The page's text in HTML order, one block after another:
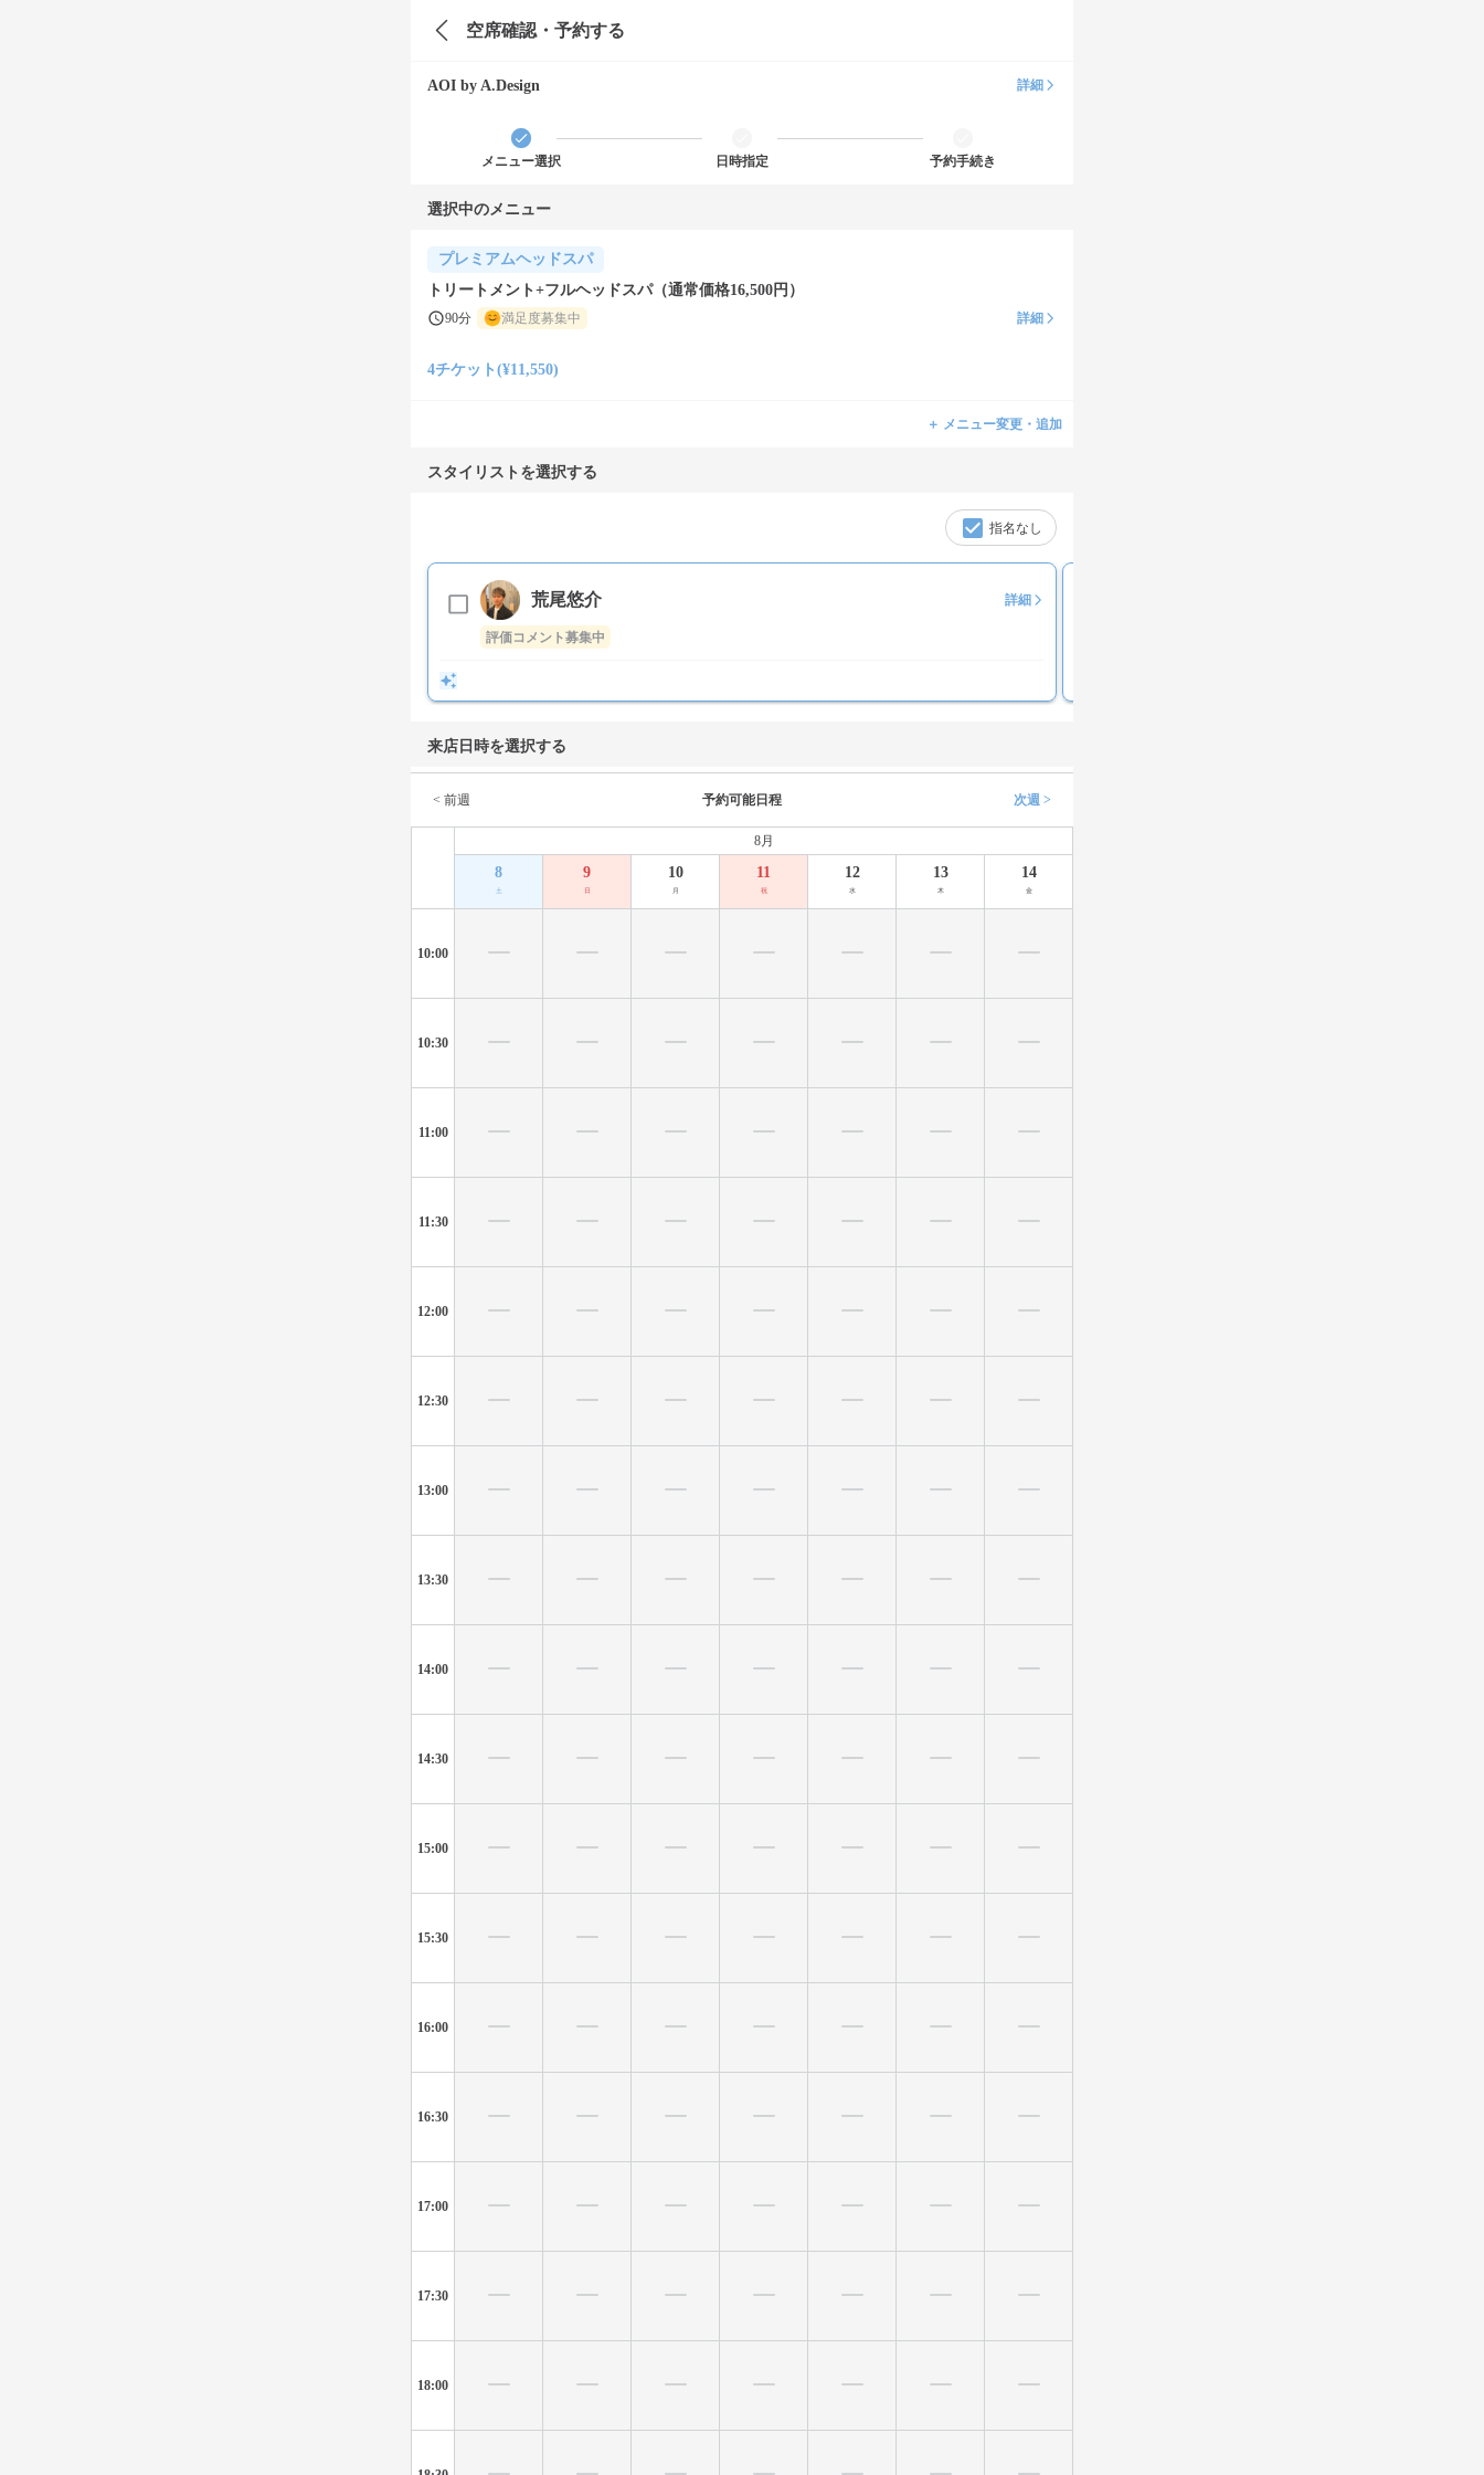
空席確認・予約する
AOI by A.Design 詳細
メニュー選択 日時指定 予約手続き
選択中のメニュー
プレミアムヘッドスパ
トリートメント+フルヘッドスパ（通常価格16,500円）
90分 満足度募集中 詳細
4チケット(¥11,550)
＋ メニュー変更・追加
スタイリストを選択する
指名なし
荒尾悠介 詳細
評価コメント募集中
来店日時を選択する
< 前週 予約可能日程 次週 >
8月
8
土
9
日
10
月
11
祝
12
水
13
木
14
金
10:00
10:30
11:00
11:30
12:00
12:30
13:00
13:30
14:00
14:30
15:00
15:30
16:00
16:30
17:00
17:30
18:00